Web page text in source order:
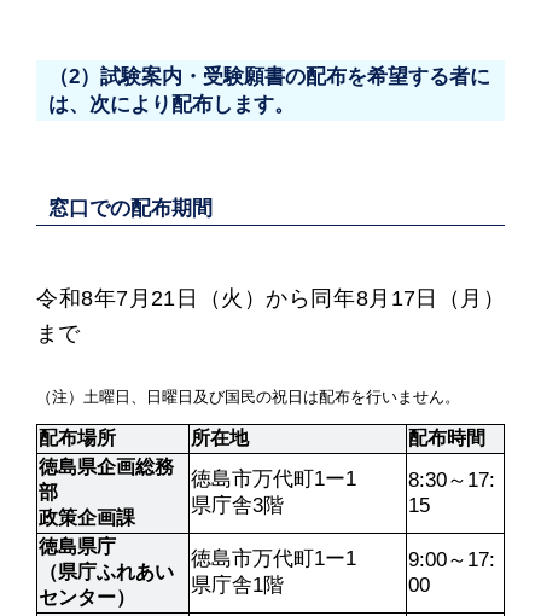
（2）試験案内・受験願書の配布を希望する者に
は、次により配布します。
窓口での配布期間
令和8年7月21日（火）から同年8月17日（月）
まで
（注）土曜日、日曜日及び国民の祝日は配布を行いません。
配布場所 所在地
配布時間
徳島県企画総務
部
政策企画課
徳島市万代町1ー1
県庁舎3階
8:30～17:
15
徳島県庁
（県庁ふれあい
センター）
徳島市万代町1ー1
県庁舎1階
9:00～17:
00